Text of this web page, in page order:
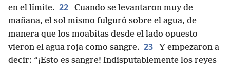
en el límite. 22
Cuando se levantaron muy de
mañana, el sol mismo fulguró sobre el agua, de
manera que los moabitas desde el lado opuesto
vieron el agua roja como sangre. 23
Y empezaron a
decir: “¡Esto es sangre! Indisputablemente los reyes